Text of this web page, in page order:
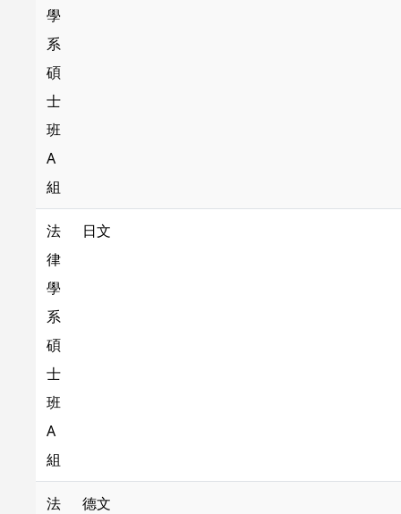
學
系
碩
士
班
A
組
法
律
學
系
碩
士
班
A
組
日文
法
德文